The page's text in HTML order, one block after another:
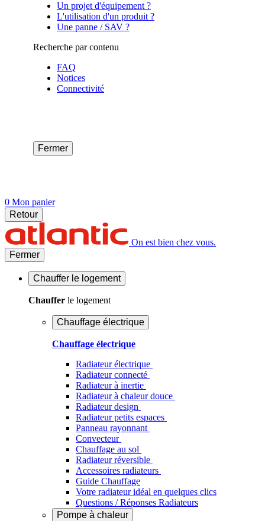
Un projet d'équipement ?
L'utilisation d'un produit ?
Une panne / SAV ?
Recherche par contenu
FAQ
Notices
Connectivité
Fermer
0 Mon panier
Retour
On est bien chez vous.
Fermer
Chauffer le logement
Chauffer le logement
Chauffage électrique
Chauffage électrique
Radiateur électrique
Radiateur connecté
Radiateur à inertie
Radiateur à chaleur douce
Radiateur design
Radiateur petits espaces
Panneau rayonnant
Convecteur
Chauffage au sol
Radiateur réversible
Accessoires radiateurs
Guide Chauffage
Votre radiateur idéal en quelques clics
Questions / Réponses Radiateurs
Pompe à chaleur